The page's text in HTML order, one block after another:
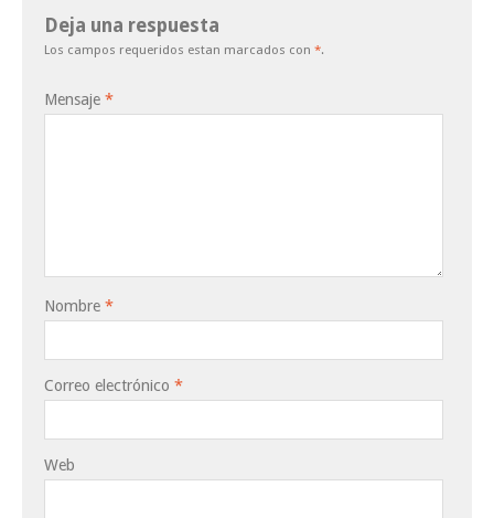
Deja una respuesta
Los campos requeridos estan marcados con *.
Mensaje *
Nombre *
Correo electrónico *
Web